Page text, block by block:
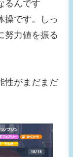
るんです
です。しっ
努力値を振る
性がまだまだ